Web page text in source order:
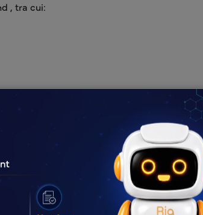
, tra cui:
formattazione
a livello di documento (DLP) che
CSR. Che si tratti di una
sia accurata e pronta per la